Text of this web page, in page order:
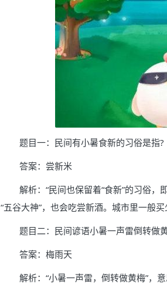
题目一：民间有小暑食新的习俗是指?
答案：尝新米
解析：“民间也保留着“食新”的习俗
“五谷大神”，也会吃尝新酒。城市里一般
题目二：民间谚语小暑一声雷倒转做
答案：梅雨天
解析：“小暑一声雷，倒转做黄梅”，